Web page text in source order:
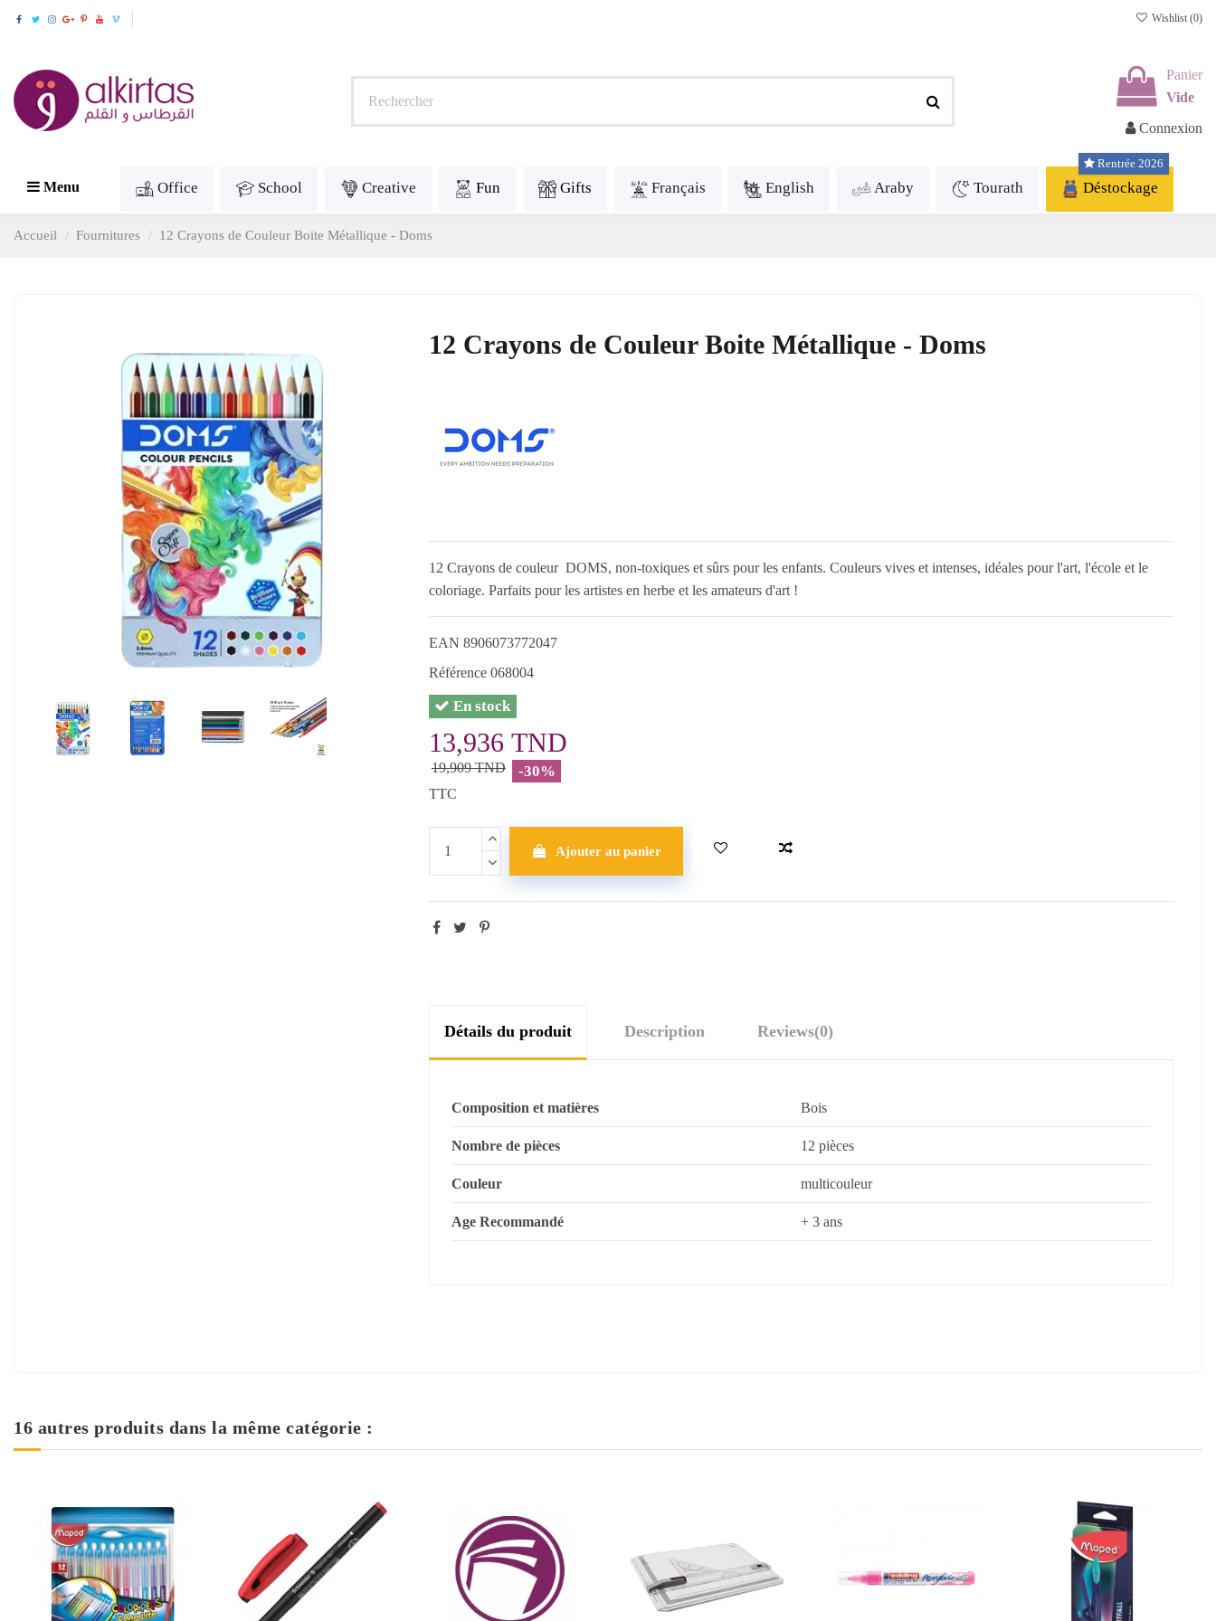
Wishlist (0)
Panier
Vide
Connexion
Menu Office School Creative Fun Gifts Français English Araby Tourath Déstockage
Rentrée 2026
Accueil Fournitures 12 Crayons de Couleur Boite Métallique - Doms
12 Crayons de Couleur Boite Métallique - Doms
12 Crayons de couleur DOMS, non-toxiques et sûrs pour les enfants. Couleurs vives et intenses, idéales pour l'art, l'école et le
coloriage. Parfaits pour les artistes en herbe et les amateurs d'art !
EAN 8906073772047
Référence 068004
En stock
13,936 TND
19,909 TND -30%
TTC
Ajouter au panier
Détails du produit Description Reviews(0)
Composition et matières Bois
Nombre de pièces 12 pièces
Couleur multicouleur
Age Recommandé + 3 ans
16 autres produits dans la même catégorie :